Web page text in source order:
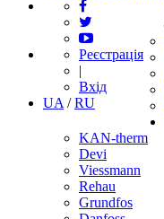
Реєстрація
|
Вхід
UA /RU
KAN-therm
Devi
Viessmann
Rehau
Grundfos